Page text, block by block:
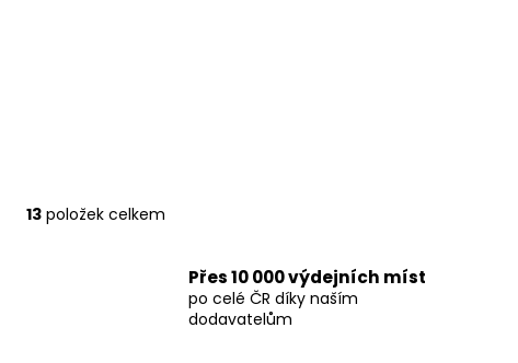
O
13položek celkem
Přes 10 000 výdejních míst
po celé ČR díky naším
dodavatelům